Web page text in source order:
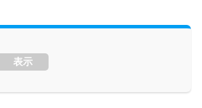
表示